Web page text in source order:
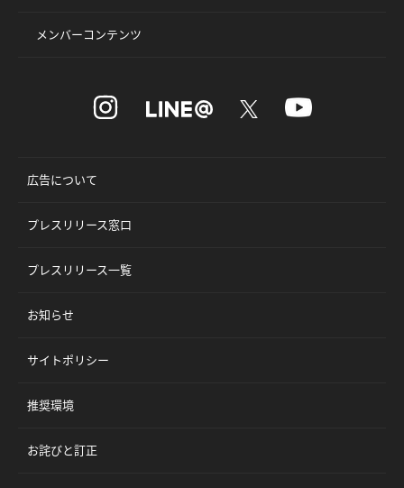
メンバーコンテンツ
広告について
プレスリリース窓口
プレスリリース一覧
お知らせ
サイトポリシー
推奨環境
お詫びと訂正